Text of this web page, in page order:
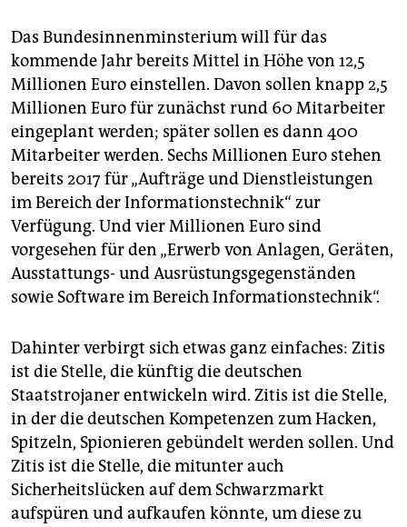
Das Bundesinnenminsterium will für das
kommende Jahr bereits Mittel in Höhe von 12,5
Millionen Euro einstellen. Davon sollen knapp 2,5
Millionen Euro für zunächst rund 60 Mitarbeiter
eingeplant werden; später sollen es dann 400
Mitarbeiter werden. Sechs Millionen Euro stehen
bereits 2017 für „Aufträge und Dienstleistungen
im Bereich der Informationstechnik“ zur
Verfügung. Und vier Millionen Euro sind
vorgesehen für den „Erwerb von Anlagen, Geräten,
Ausstattungs- und Ausrüstungsgegenständen
sowie Software im Bereich Informationstechnik“.
Dahinter verbirgt sich etwas ganz einfaches: Zitis
ist die Stelle, die künftig die deutschen
Staatstrojaner entwickeln wird. Zitis ist die Stelle,
in der die deutschen Kompetenzen zum Hacken,
Spitzeln, Spionieren gebündelt werden sollen. Und
Zitis ist die Stelle, die mitunter auch
Sicherheitslücken auf dem Schwarzmarkt
aufspüren und aufkaufen könnte, um diese zu